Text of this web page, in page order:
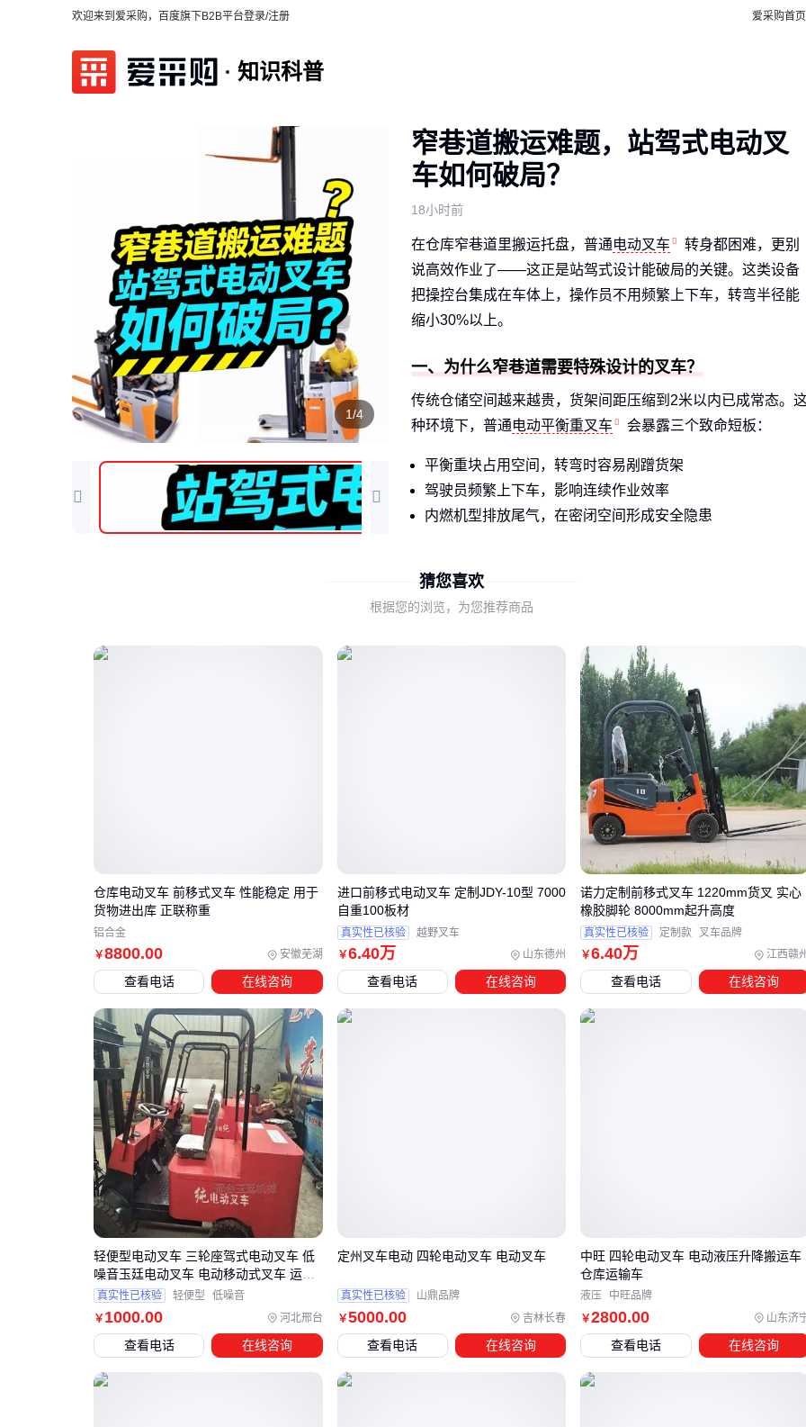
欢迎来到爱采购，百度旗下B2B平台登录/注册 爱采购首页
知识科普
1/4
窄巷道搬运难题，站驾式电动叉
车如何破局？
18小时前
在仓库窄巷道里搬运托盘，普通电动叉车
转身都困难，更别
说高效作业了——这正是站驾式设计能破局的关键。这类设备
把操控台集成在车体上，操作员不用频繁上下车，转弯半径能
缩小30%以上。
一、为什么窄巷道需要特殊设计的叉车？
传统仓储空间越来越贵，货架间距压缩到2米以内已成常态。
种环境下，普通电动平衡重叉车 会暴露三个致命短板：
平衡重块占用空间，转弯时容易剐蹭货架
驾驶员频繁上下车，影响连续作业效率
内燃机型排放尾气，在密闭空间形成安全隐患
这样解决痛点：
站驾式设计让操作员始终跟随设备移动
电动驱动实现零排放，电池组还能充当部分配重
当通道宽度小于3米时，特殊设计的窄巷道车型效率
二、站驾式与平衡重式的核心差异在哪？
两类主流电动叉车的核心区别在于力平衡原理：
：依赖车体自重+载荷重心前移形成力矩平衡
优势：转弯半径可小至1.5米，适合集装箱内作业
局限：额定载荷通常不超过2吨
：通过尾部铸铁配重抵消前部载荷
优势：可承载5吨以上重物
通道<2m的密集
站驾式/窄巷道
型
5吨以上重型物料 平衡重式 门架结构强度
猜您喜欢
根据您的浏览，为您推荐商品
￥8800.00 安徽芜湖
仓库电动叉车 前移式叉车 性能稳定 用于
货物进出库 正联称重
铝合金
查看电话 在线咨询
￥6.40万 山东德州
进口前移式电动叉车 定制JDY-10型 7000
自重100板材
真实性已核验 越野叉车
查看电话 在线咨询
￥6.40万 江西赣
诺力定制前移式叉车 1220mm货叉 实心
橡胶脚轮 8000mm起升高度
真实性已核验 定制款 叉车品牌
查看电话 在线咨询
￥ 1000.00 河北邢台
轻便型电动叉车 三轮座驾式电动叉车 低
噪音玉廷电动叉车 电动移动式叉车 运输
载重量大
真实性已核验 轻便型 低噪音
查看电话 在线咨询
￥5000.00 吉林长春
定州叉车电动 四轮电动叉车 电动叉车
真实性已核验 山鼎品牌
查看电话 在线咨询
￥2800.00 山东济
中旺 四轮电动叉车 电动液压升降搬运车
仓库运输车
液压 中旺品牌
查看电话 在线咨询